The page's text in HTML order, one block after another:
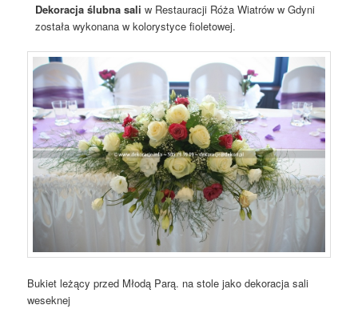
Dekoracja ślubna sali w Restauracji Róża Wiatrów w Gdyni
została wykonana w kolorystyce fioletowej.
Bukiet leżący przed Młodą Parą. na stole jako dekoracja sali
weseknej